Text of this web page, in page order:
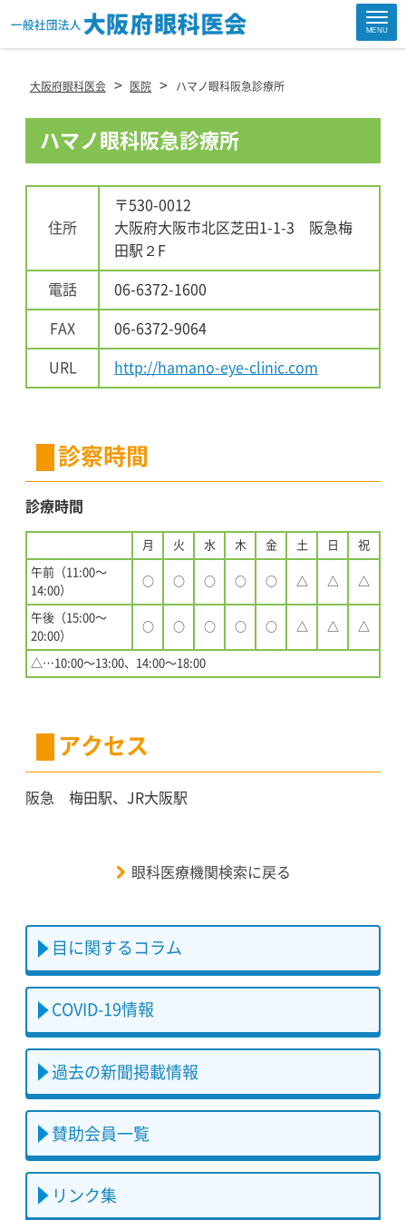
MENU
大阪府眼科医会 > 医院 > ハマノ眼科阪急診療所
ハマノ眼科阪急診療所
住所
〒530-0012
大阪府大阪市北区芝田1-1-3 阪急梅
田駅２F
電話 06-6372-1600
FAX 06-6372-9064
URL http://hamano-eye-clinic.com
診察時間
診療時間
月 火 水 木 金 土 日 祝
午前（11:00〜
14:00）
○ ○ ○ ○ ○ △ △ △
午後（15:00〜
20:00）
○ ○ ○ ○ ○ △ △ △
△…10:00〜13:00、14:00〜18:00
アクセス
阪急 梅田駅、JR大阪駅
眼科医療機関検索に戻る
目に関するコラム
COVID-19情報
過去の新聞掲載情報
賛助会員一覧
リンク集
Site
Footer